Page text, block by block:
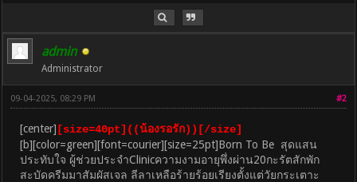
admin
Administrator
#2
09-04-2025, 08:29 PM
[center] [size=40pt]((น้องรอรัก))[/size]
[b][color=green][font=courier][size=25pt]Born To Be สุดแสน
ประทับใจ ผู้ช่วยประจำClinicความงามอายุพึ่งผ่าน20กะรัตสักพัก
สะบัดครีมมาสัมผัสเจล ลีลาเหลือร้ายร้อยเรียงตั้งแต่วัยกระเตาะ